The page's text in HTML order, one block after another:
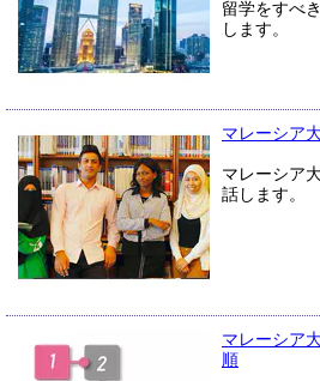
留学をすべ
します。
マレーシア
マレーシア
話します。
マレーシア
順